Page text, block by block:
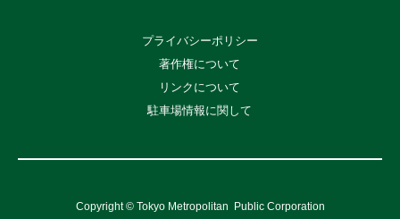
プライバシーポリシー
著作権について
リンクについて
駐車場情報に関して
Copyright © Tokyo Metropolitan Public Corporation